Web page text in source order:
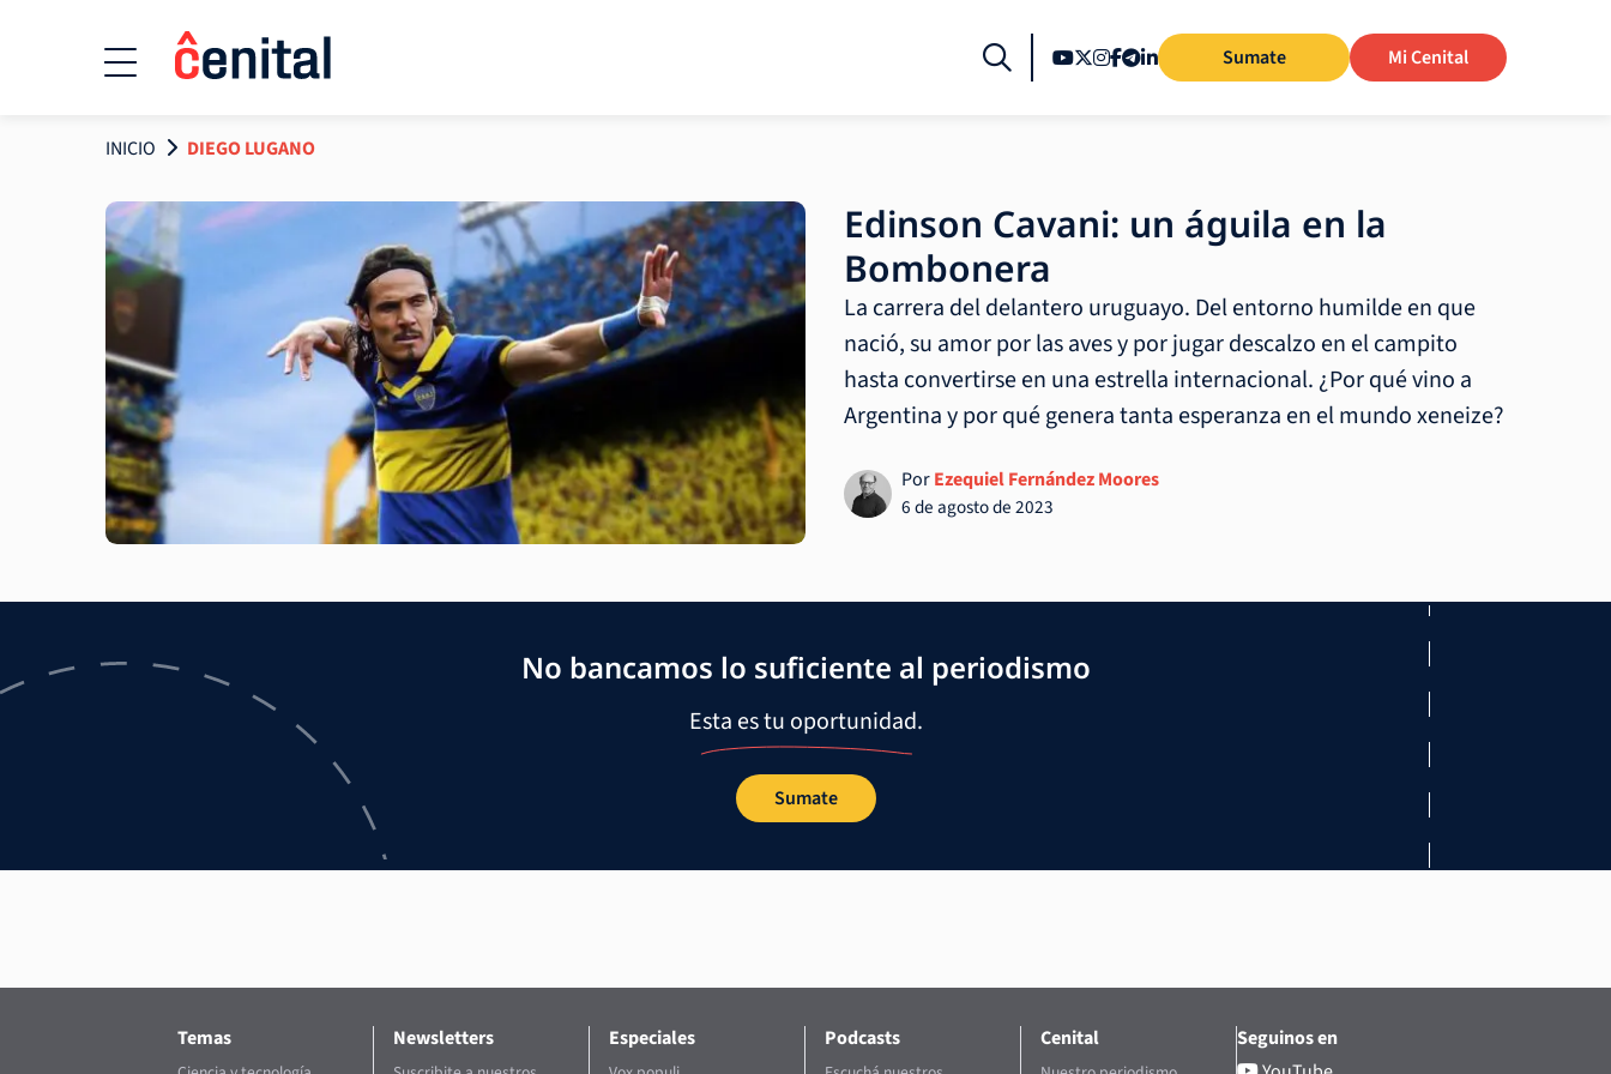
Sumate Mi Cenital
INICIO DIEGO LUGANO
Edinson Cavani: un águila en la
Bombonera
La carrera del delantero uruguayo. Del entorno humilde en que
nació, su amor por las aves y por jugar descalzo en el campito
hasta convertirse en una estrella internacional. ¿Por qué vino a
Argentina y por qué genera tanta esperanza en el mundo xeneize?
PorEzequiel Fernández Moores
6 de agosto de 2023
No bancamos lo suficiente al periodismo
Esta es tu oportunidad.
Sumate
Temas Newsletters Especiales Podcasts Cenital
Seguinos en